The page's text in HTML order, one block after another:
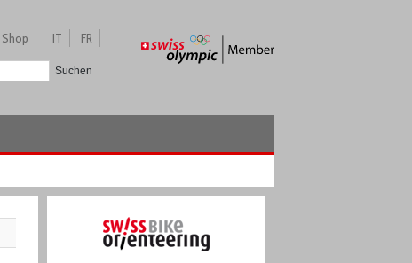
Shop IT FR
Suchen